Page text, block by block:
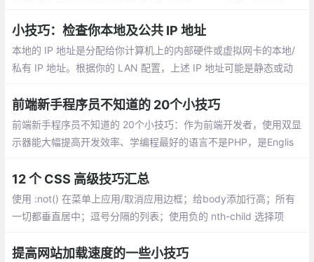
小技巧：检查你本地及公共 IP 地址
本地的 IP 地址是分配给你计算机上的内部硬件或虚拟网卡的本地/
私有 IP 地址。根据你的 LAN 配置，上述 IP 地址可能是静态或动
的公共/外部 IP 地址。
前端新手程序员不知道的 20个小技巧
前端新手程序员不知道的 20个小技巧：作为前端开发者，使用双显
示器能大幅提高开发效率、学编程最好的语言不是PHP，是Englis
gle一下、把觉得不靠谱的需求放到最后做，很可能到时候需求就变
了...
12 个 CSS 高级技巧汇总
使用 :not() 在菜单上应用/取消应用边框；给body添加行高；所有
一切都垂直居中；逗号分隔的列表；使用负的 nth-child 选择项
ght；继承 box-sizing
提高网站加载速度的一些小技巧